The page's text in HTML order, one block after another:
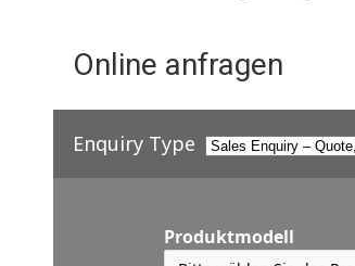
Online anfragen
Enquiry Type
Produktmodell